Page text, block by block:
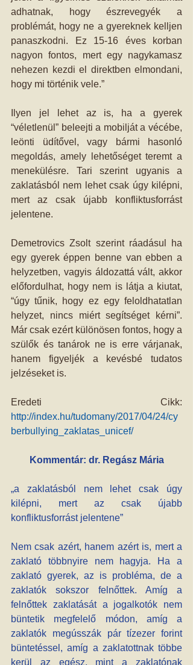
adhatnak, hogy észrevegyék a
problémát, hogy ne a gyereknek kelljen
panaszkodni. Ez 15-16 éves korban
nagyon fontos, mert egy nagykamasz
nehezen kezdi el direktben elmondani,
hogy mi történik vele.”
Ilyen jel lehet az is, ha a gyerek
“véletlenül” beleejti a mobilját a vécébe,
leönti üdítővel, vagy bármi hasonló
megoldás, amely lehetőséget teremt a
menekülésre. Tari szerint ugyanis a
zaklatásból nem lehet csak úgy kilépni,
mert az csak újabb konfliktusforrást
jelentene.
Demetrovics Zsolt szerint ráadásul ha
egy gyerek éppen benne van ebben a
helyzetben, vagyis áldozattá vált, akkor
előfordulhat, hogy nem is látja a kiutat,
“úgy tűnik, hogy ez egy feloldhatatlan
helyzet, nincs miért segítséget kérni”.
Már csak ezért különösen fontos, hogy a
szülők és tanárok ne is erre várjanak,
hanem figyeljék a kevésbé tudatos
jelzéseket is.
http://index.hu/tudomany/2017/04/24/cy
berbullying_zaklatas_unicef/
Kommentár: dr. Regász Mária
„a zaklatásból nem lehet csak úgy
kilépni, mert az csak újabb
konfliktusforrást jelentene”
Nem csak azért, hanem azért is, mert a
zaklató többnyire nem hagyja. Ha a
zaklató gyerek, az is probléma, de a
zaklatók sokszor felnőttek. Amíg a
felnőttek zaklatását a jogalkotók nem
büntetik megfelelő módon, amíg a
zaklatók megússzák pár tízezer forint
büntetéssel, amíg a zaklatottnak többe
kerül az egész, mint a zaklatónak